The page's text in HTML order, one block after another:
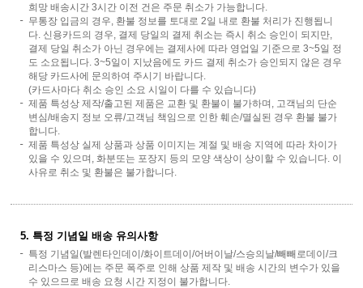
희망 배송시간 3시간 이전 건은 주문 취소가 가능합니다.
무통장 입금의 경우, 환불 정보를 토대로 2일 내로 환불 처리가 진행됩니
다. 신용카드의 경우, 결제 당일의 결제 취소는 즉시 취소 승인이 되지만,
결제 당일 취소가 아닌 경우에는 결제사에 따라 영업일 기준으로 3~5일 정
도 소요됩니다. 3~5일이 지났음에도 카드 결제 취소가 승인되지 않은 경우
해당 카드사에 문의하여 주시기 바랍니다.
(카드사마다 취소 승인 소요 시일이 다를 수 있습니다)
제품 특성상 제작/출고된 제품은 교환 및 환불이 불가하며, 고객님의 단순
변심/배송지 정보 오류/고객님 책임으로 인한 훼손/멸실된 경우 환불 불가
합니다.
제품 특성상 실제 상품과 상품 이미지는 계절 및 배송 지역에 따라 차이가
있을 수 있으며, 화분또는 포장지 등의 모양 색상이 상이할 수 있습니다. 이
사유로 취소 및 환불은 불가합니다.
5. 특정 기념일 배송 유의사항
특정 기념일(발렌타인데이/화이트데이/어버이날/스승의날/빼빼로데이/크
리스마스 등)에는 주문 폭주로 인해 상품 제작 및 배송 시간의 변수가 있을
수 있으므로 배송 요청 시간 지정이 불가합니다.